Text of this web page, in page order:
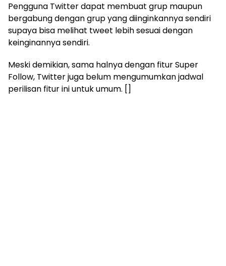
Pengguna Twitter dapat membuat grup maupun
bergabung dengan grup yang diinginkannya sendiri
supaya bisa melihat tweet lebih sesuai dengan
keinginannya sendiri.
Meski demikian, sama halnya dengan fitur Super
Follow, Twitter juga belum mengumumkan jadwal
perilisan fitur ini untuk umum. []